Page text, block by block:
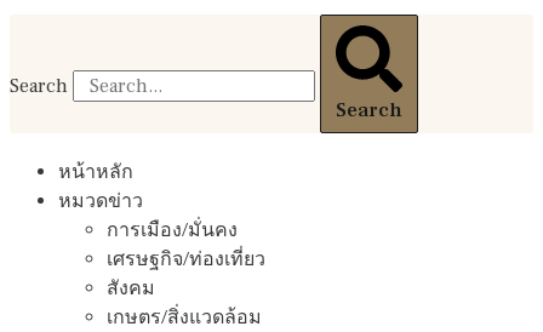
Search
Search
หน้าหลัก
หมวดข่าว
การเมือง/มั่นคง
เศรษฐกิจ/ท่องเที่ยว
สังคม
เกษตร/สิ่งแวดล้อม